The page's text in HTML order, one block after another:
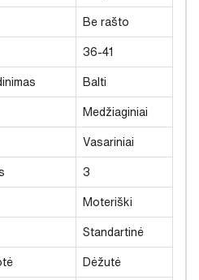
Be rašto
36-41
Balti
Medžiaginiai
Vasariniai
3
Moteriški
Standartinė
Dėžutė